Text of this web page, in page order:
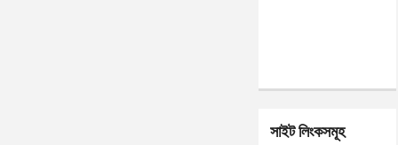
সাইট লিংকসমূহ